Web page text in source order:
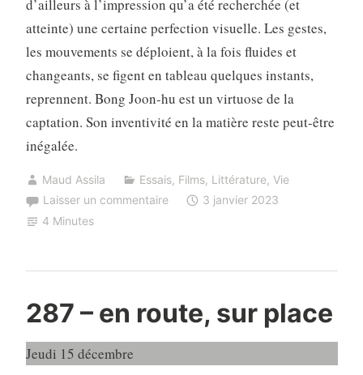
d’ailleurs à l’impression qu’a été recherchée (et
atteinte) une certaine perfection visuelle. Les gestes,
les mouvements se déploient, à la fois fluides et
changeants, se figent en tableau quelques instants,
reprennent. Bong Joon-hu est un virtuose de la
captation. Son inventivité en la matière reste peut-être
inégalée.
Maud Assila Essais, Films, Littérature, Vie
Laisser un commentaire
3 janvier 2023
4 Minutes
287 – en route, sur place
Jeudi 15 décembre